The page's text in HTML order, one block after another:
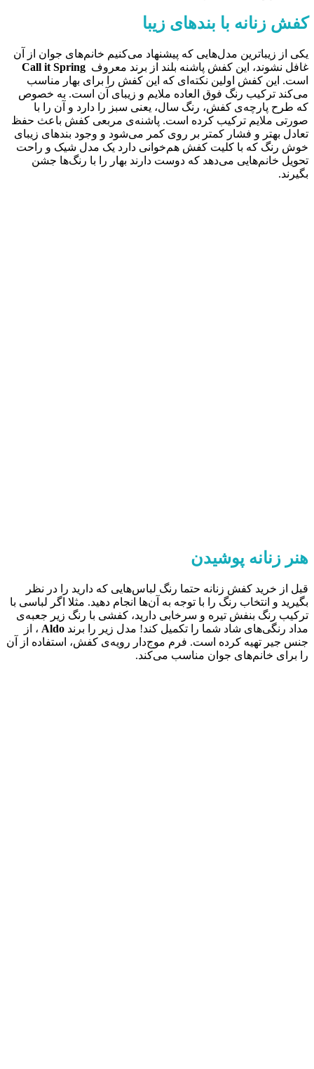
کفش زنانه با بندهای زیبا
یکی از زیباترین مدل‌هایی که پیشنهاد می‌کنیم خانم‌های جوان از آن
غافل نشوند، این کفش پاشنه بلند از برند معروف
است. این کفش اولین نکته‌ای که این کفش را برای بهار مناسب
می‌کند ترکیب رنگ فوق العاده ملایم و زیبای آن است. به خصوص
که طرح پارچه‌ی کفش، رنگ سال، یعنی سبز را دارد و آن را با
صورتی ملایم ترکیب کرده است. پاشنه‌ی مربعی کفش باعث حفظ
تعادل بهتر و فشار کمتر بر روی کمر می‌شود و وجود بندهای زیبای
خوش رنگ که با کلیت کفش هم‌خوانی دارد یک مدل شیک و راحت
تحویل خانم‌هایی می‌دهد که دوست دارند بهار را با رنگ‌ها جشن
بگیرند.
هنر زنانه پوشیدن
قبل از خرید کفش زنانه حتما رنگ لباس‌هایی که دارید را در نظر
بگیرید و انتخاب رنگ را با توجه به آن‌ها انجام دهید. مثلا اگر لباسی با
ترکیب رنگ بنفش تیره و سرخابی دارید، کفشی با رنگ زیر جعبه‌ی
مداد رنگی‌های شاد شما را تکمیل کند! مدل زیر را برند
، از
جنس جیر تهیه کرده است. فرم موج‌دار رویه‌ی کفش، استفاده از آن
را برای خانم‎‌های جوان مناسب می‌کند.